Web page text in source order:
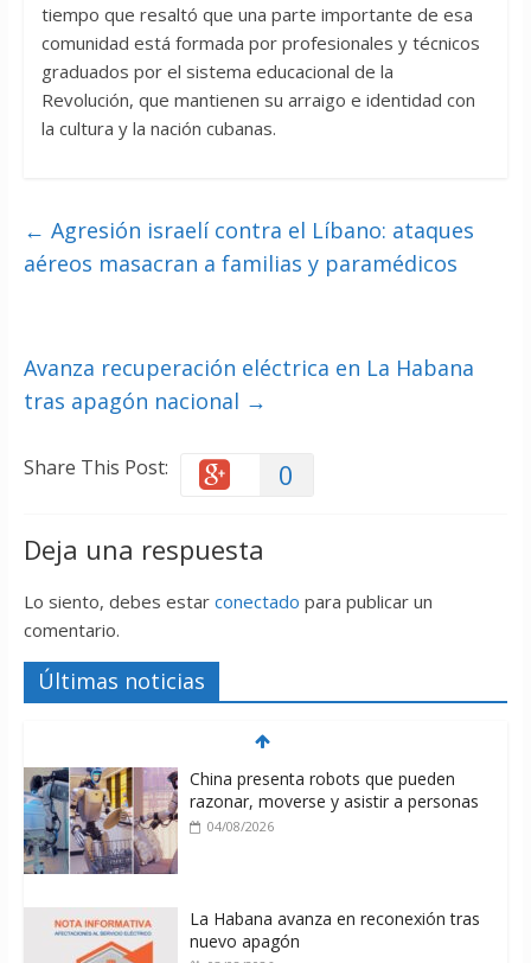
tiempo que resaltó que una parte importante de esa
comunidad está formada por profesionales y técnicos
graduados por el sistema educacional de la
Revolución, que mantienen su arraigo e identidad con
la cultura y la nación cubanas.
← Agresión israelí contra el Líbano: ataques
aéreos masacran a familias y paramédicos
Avanza recuperación eléctrica en La Habana
tras apagón nacional →
Share This Post: 0
Deja una respuesta
Lo siento, debes estar conectado para publicar un
comentario.
Últimas noticias
China presenta robots que pueden
razonar, moverse y asistir a personas
04/08/2026
La Habana avanza en reconexión tras
nuevo apagón